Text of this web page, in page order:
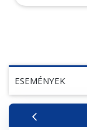
ESEMÉNYEK